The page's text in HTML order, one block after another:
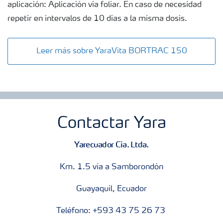
aplicación: Aplicación vía foliar. En caso de necesidad
repetir en intervalos de 10 días a la misma dosis.
Leer más sobre YaraVita BORTRAC 150
Contactar Yara
Yarecuador Cia. Ltda.
Km. 1.5 vía a Samborondón
Guayaquil, Ecuador
Teléfono: +593 43 75 26 73